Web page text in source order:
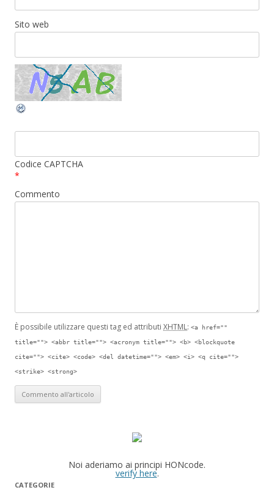
Sito web
Codice CAPTCHA
*
Commento
È possibile utilizzare questi tag ed attributi XHTML: <a href=""
title=""> <abbr title=""> <acronym title=""> <b> <blockquote
cite=""> <cite> <code> <del datetime=""> <em> <i> <q cite="">
<strike> <strong>
Noi aderiamo ai principi HONcode.
verify here.
CATEGORIE